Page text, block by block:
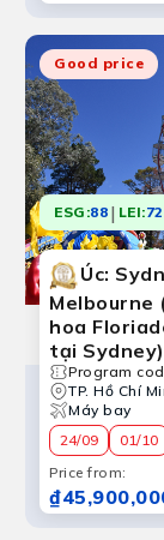
Good price
ESG:88 | LEI:72
Úc:
Melbourne
hoa
tại Sydney)
Program
TP. Hồ Chí
Máy bay
24/09
01/10
Price from: